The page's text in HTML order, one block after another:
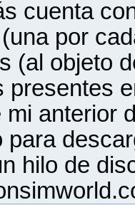
cuenta
por
(al objeto
presentes
mi anterior
para
hilo de